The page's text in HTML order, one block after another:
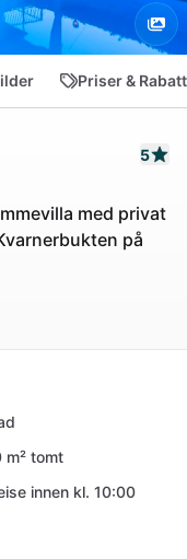
Priser &
5
med privat
på
m² tomt
innen kl. 10:00